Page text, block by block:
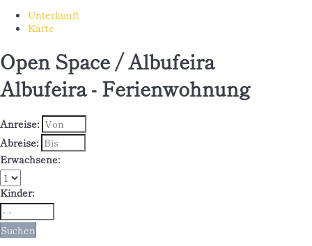
Unterkunft
Karte
Open Space / Albufeira
Albufeira - Ferienwohnung
Anreise:
Abreise:
Erwachsene:
Kinder:
Suchen